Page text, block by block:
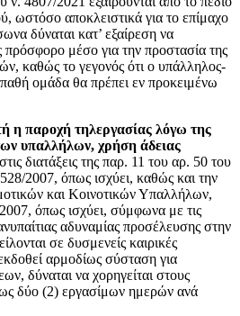
ωστόσο αποκλειστικά για το επίμαχο
δύναται κατ’ εξαίρεση να
πρόσφορο μέσο για την προστασία της
καθώς το γεγονός ότι ο υπάλληλος-
ομάδα θα πρέπει εν προκειμένω
η παροχή τηλεργασίας λόγω της
υπαλλήλων, χρήση άδειας
διατάξεις της παρ. 11 του αρ. 50 του
2007, όπως ισχύει, καθώς και την
και Κοινοτικών Υπαλλήλων,
όπως ισχύει, σύμφωνα με τις
αδυναμίας προσέλευσης στην
σε δυσμενείς καιρικές
αρμοδίως σύσταση για
δύναται να χορηγείται στους
δύο (2) εργασίμων ημερών ανά